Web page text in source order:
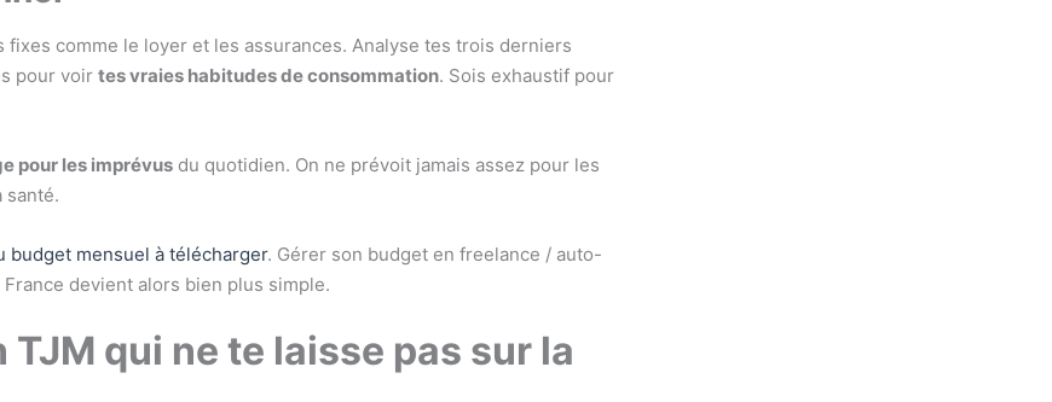
fixes comme le loyer et les assurances. Analyse tes trois derniers
pour voir tes vraies habitudes de consommation. Sois exhaustif pour
pour les imprévus du quotidien. On ne prévoit jamais assez pour les
santé.
budget mensuel à télécharger. Gérer son budget en freelance / auto-
devient alors bien plus simple.
TJM qui ne te laisse pas sur la